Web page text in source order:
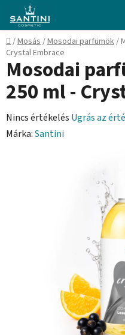
fő
tartalomhoz
Kezdőlap
/Mosás/Mosodai parfümök/
Crystal Embrace
Mosodai
250 ml -
A
termék
Nincs értékelés Ugrás az
Márka:Santini